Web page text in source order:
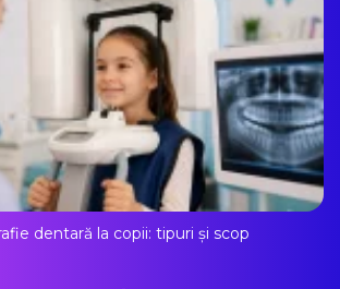
dentară la copii: tipuri și scop